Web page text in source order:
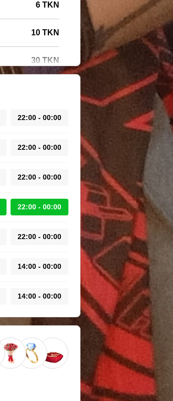
6 TKN
10 TKN
30 TKN
22:00 - 00:00
22:00 - 00:00
22:00 - 00:00
22:00 - 00:00
22:00 - 00:00
14:00 - 00:00
14:00 - 00:00